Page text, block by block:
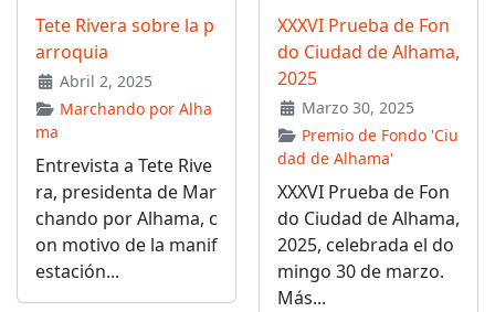
Tete Rivera sobre la p
arroquia
Abril 2, 2025
Marchando por Alha
ma
Entrevista a Tete Rive
ra, presidenta de Mar
chando por Alhama, c
on motivo de la manif
estación...
XXXVI Prueba de Fon
do Ciudad de Alhama,
2025
Marzo 30, 2025
Premio de Fondo 'Ciu
dad de Alhama'
XXXVI Prueba de Fon
do Ciudad de Alhama,
2025, celebrada el do
mingo 30 de marzo.
Más...